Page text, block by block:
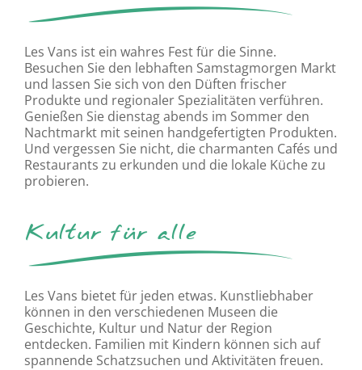
Les Vans ist ein wahres Fest für die Sinne.
Besuchen Sie den lebhaften Samstagmorgen Markt
und lassen Sie sich von den Düften frischer
Produkte und regionaler Spezialitäten verführen.
Genießen Sie dienstag abends im Sommer den
Nachtmarkt mit seinen handgefertigten Produkten.
Und vergessen Sie nicht, die charmanten Cafés und
Restaurants zu erkunden und die lokale Küche zu
probieren.
Kultur für alle
Les Vans bietet für jeden etwas. Kunstliebhaber
können in den verschiedenen Museen die
Geschichte, Kultur und Natur der Region
entdecken. Familien mit Kindern können sich auf
spannende Schatzsuchen und Aktivitäten freuen.